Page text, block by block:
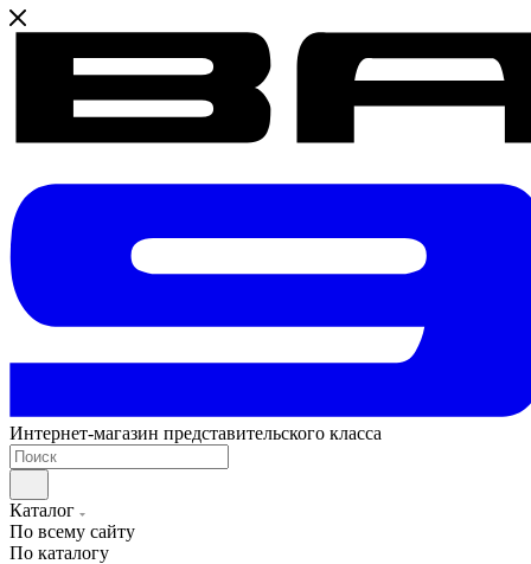
Интернет-магазин представительского класса
Каталог
По всему сайту
По каталогу